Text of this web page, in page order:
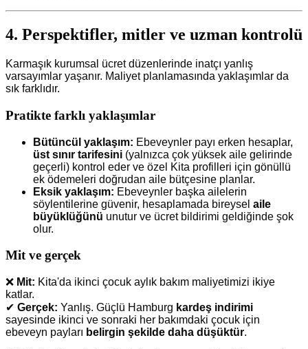
4. Perspektifler, mitler ve uzman kontrolü
Karmaşık kurumsal ücret düzenlerinde inatçı yanlış
varsayımlar yaşanır. Maliyet planlamasında yaklaşımlar da
sık farklıdır.
Pratikte farklı yaklaşımlar
Bütüncül yaklaşım: Ebeveynler payı erken hesaplar,
üst sınır tarifesini (yalnızca çok yüksek aile gelirinde
geçerli) kontrol eder ve özel Kita profilleri için gönüllü
ek ödemeleri doğrudan aile bütçesine planlar.
Eksik yaklaşım: Ebeveynler başka ailelerin
söylentilerine güvenir, hesaplamada bireysel aile
büyüklüğünü unutur ve ücret bildirimi geldiğinde şok
olur.
Mit ve gerçek
❌ Mit: Kita'da ikinci çocuk aylık bakım maliyetimizi ikiye
katlar.
✔ Gerçek: Yanlış. Güçlü Hamburg kardeş indirimi
sayesinde ikinci ve sonraki her bakımdaki çocuk için
ebeveyn payları belirgin şekilde daha düşüktür.